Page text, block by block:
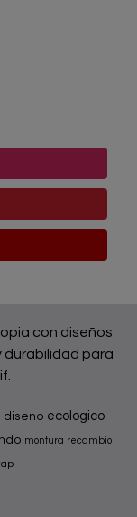
con diseños
durabilidad para
diseno ecologico
montura recambio